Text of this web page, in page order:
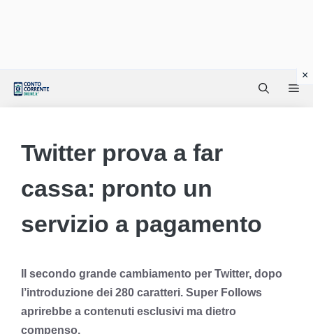
Twitter prova a far
cassa: pronto un
servizio a pagamento
Il secondo grande cambiamento per Twitter, dopo
l’introduzione dei 280 caratteri. Super Follows
aprirebbe a contenuti esclusivi ma dietro
compenso.